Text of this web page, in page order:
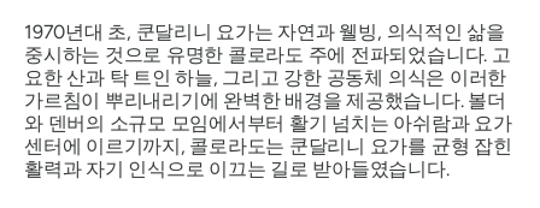
1970년대 초, 쿤달리니 요가는 자연과 웰빙, 의식적인 삶을
중시하는 것으로 유명한 콜로라도 주에 전파되었습니다. 고
요한 산과 탁 트인 하늘, 그리고 강한 공동체 의식은 이러한
가르침이 뿌리내리기에 완벽한 배경을 제공했습니다. 볼더
와 덴버의 소규모 모임에서부터 활기 넘치는 아쉬람과 요가
센터에 이르기까지, 콜로라도는 쿤달리니 요가를 균형 잡힌
활력과 자기 인식으로 이끄는 길로 받아들였습니다.